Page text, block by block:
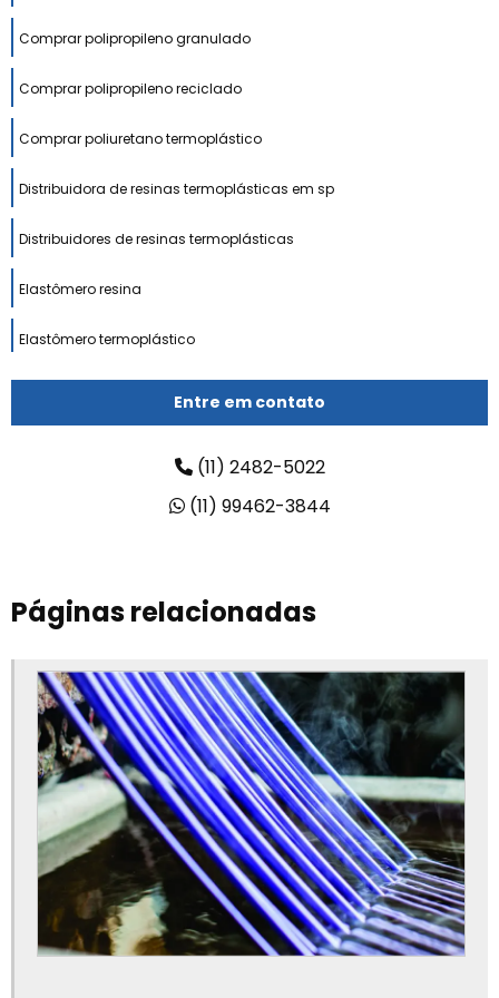
Comprar polipropileno granulado
Comprar polipropileno reciclado
Comprar poliuretano termoplástico
Distribuidora de resinas termoplásticas em sp
Distribuidores de resinas termoplásticas
Elastômero resina
Elastômero termoplástico
Fabricantes de elastômeros termoplásticos
Fornecedores de polipropileno granulado
Indústria de resinas termoplásticas
Poliacetal resina
Poliamida resina
Polietileno de alta densidade preço
Entre em contato
(11) 2482-5022
(11) 99462-3844
Páginas relacionadas